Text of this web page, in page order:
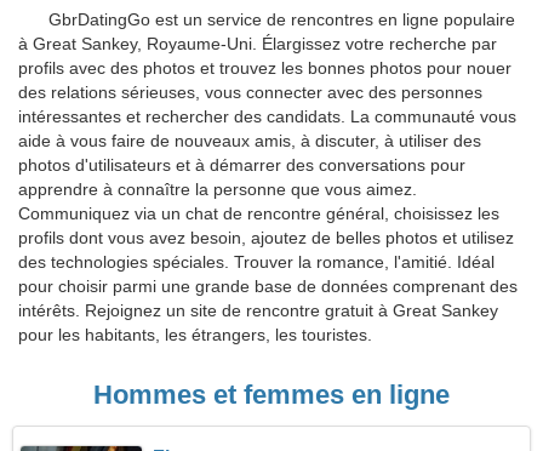
GbrDatingGo est un service de rencontres en ligne populaire
à Great Sankey, Royaume-Uni. Élargissez votre recherche par
profils avec des photos et trouvez les bonnes photos pour nouer
des relations sérieuses, vous connecter avec des personnes
intéressantes et rechercher des candidats. La communauté vous
aide à vous faire de nouveaux amis, à discuter, à utiliser des
photos d'utilisateurs et à démarrer des conversations pour
apprendre à connaître la personne que vous aimez.
Communiquez via un chat de rencontre général, choisissez les
profils dont vous avez besoin, ajoutez de belles photos et utilisez
des technologies spéciales. Trouver la romance, l'amitié. Idéal
pour choisir parmi une grande base de données comprenant des
intérêts. Rejoignez un site de rencontre gratuit à Great Sankey
pour les habitants, les étrangers, les touristes.
Hommes et femmes en ligne